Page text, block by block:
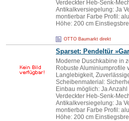
Verdeckter Heb-Senk-
Antikalkversiegelung: Ja
montierbar Farbe Profil:
Höhe: 200 cm
OTTO Baumarkt direkt
Sparset: Pendeltür
Moderne Duschkabine in
Robuste Aluminiumprofile
Langlebigkeit,
Scheibenmaterial:
Einbau möglich: Ja
Verdeckter Heb-Senk-
Antikalkversiegelung: Ja
montierbar Farbe Profil:
Höhe: 200 cm